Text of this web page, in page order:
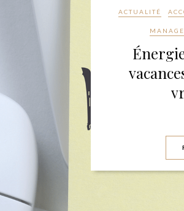
Diversité
de la